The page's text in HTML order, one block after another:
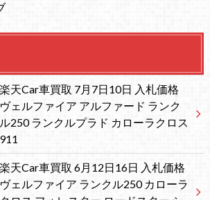
楽天Car車買取 7月7日10日 入札価格
ヴェルファイア アルファード ランク
ル250 ランクルプラド カローラクロス
911
楽天Car車買取 6月12日16日 入札価格
ヴェルファイア ランクル250 カローラ